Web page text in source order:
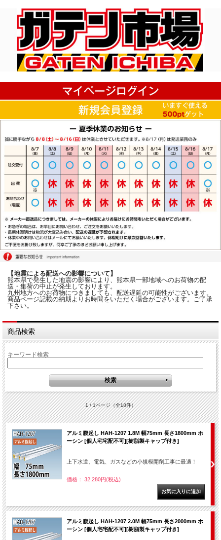
【地震による配送への影響について】
熊本県で発生した地震の影響により、熊本県一部地域へのお荷物の配
送・集荷の中止が発生しております。
九州地方へのお荷物につきましても、配送遅延の可能性がございます。
商品ページ記載の納期よりお時間をいただく場合がございます。ご了承
下さい。
商品検索
キーワード検索
1 / 1ページ（全18件）
アルミ腹起し HAH-1207 1.8M 幅75mm 長さ1800mm ホ
ーシン [個人宅宅配不可][樹脂製キャップ付き]
上下水道、電気、ガスなどの小規模開削工事に最適！
価格： 32,280円(税込)
アルミ腹起し HAH-1207 2.0M 幅75mm 長さ2000mm ホ
ーシン [個人宅宅配不可][樹脂製キャップ付き]